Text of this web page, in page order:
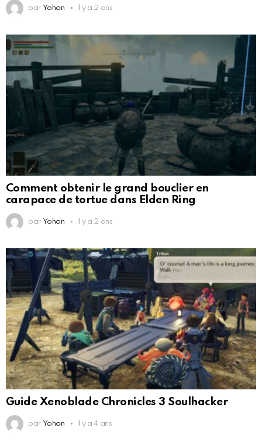
par Yohan il y a 2 ans
Comment obtenir le grand bouclier en
carapace de tortue dans Elden Ring
par Yohan il y a 2 ans
Guide Xenoblade Chronicles 3 Soulhacker
par Yohan il y a 4 ans